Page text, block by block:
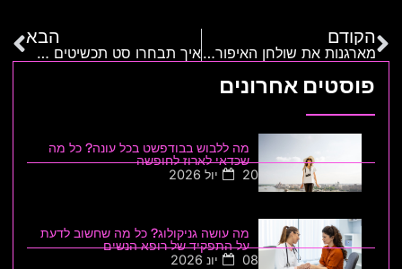
הקודם
מארגנות את שולחן האיפור: טיפים לאחסון מוצלח של המוצרים
הבא
איך תבחרו סט תכשיטים שיתאים לאאוטפיט שלכן?
פוסטים אחרונים
מה ללבוש בבודפשט בכל עונה? כל מה
שכדאי לארוז לחופשה
20 יול 2026
מה עושה גניקולוג? כל מה שחשוב לדעת
על התפקיד של רופא הנשים
08 יונ 2026